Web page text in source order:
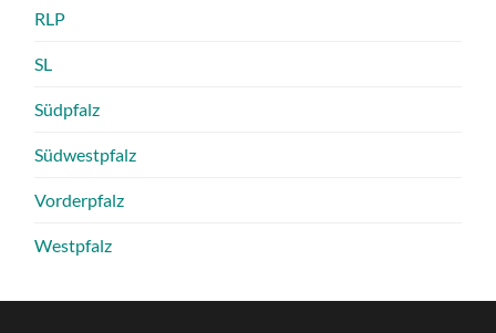
RLP
SL
Südpfalz
Südwestpfalz
Vorderpfalz
Westpfalz